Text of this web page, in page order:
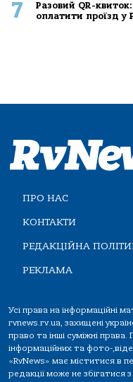
7
Разовий QR-
оплатити проїзд у
ПРО НАС
КОНТАКТИ
РЕДАКЦІЙНА
РЕКЛАМА
Усі права на інформаційні
rvnews.rv.ua, захищені
право та інші суміжні
інформаційних та фото-
«RvNews» має міститися в
редакції може не збігатися